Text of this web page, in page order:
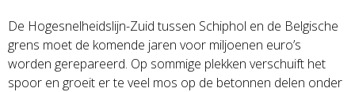
De Hogesnelheidslijn-Zuid tussen Schiphol en de Belgische
grens moet de komende jaren voor miljoenen euro’s
worden gerepareerd. Op sommige plekken verschuift het
spoor en groeit er te veel mos op de betonnen delen onder